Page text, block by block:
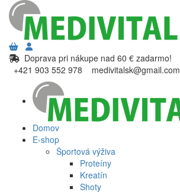
Doprava pri nákupe nad 60 € zadarmo!
+421 903 552 978
medivitalsk@gmail.com
Domov
E-shop
Športová výživa
Proteíny
Kreatín
Shoty